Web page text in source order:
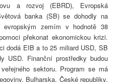
a rozvoj (EBRD), Evropská
banka (SB) se dohodly na
evropským zemím v hodnotě 38
překonat ekonomickou krizi.
dodá EIB a to 25 miliard USD, SB
USD. Finanční prostředky budou
sektoru. Program se má
Bulharska, České republiky,